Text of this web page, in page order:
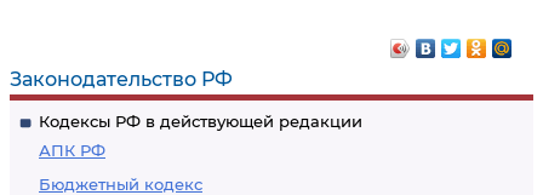
Законодательство РФ
Кодексы РФ в действующей редакции
АПК РФ
Бюджетный кодекс